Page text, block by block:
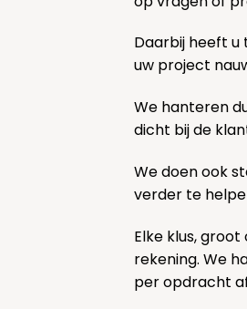
Daarbij heeft u
uw project
We hanteren
dicht bij de
We doen ook
verder te
Elke klus,
rekening. We
per opdracht